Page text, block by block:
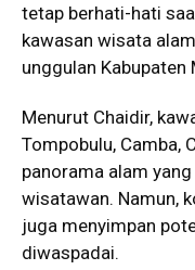
tetap berhati-hati
kawasan wisata
unggulan Kabupaten
Menurut Chaidir,
Tompobulu, Camba,
panorama alam
wisatawan. Namun,
juga menyimpan
diwaspadai.